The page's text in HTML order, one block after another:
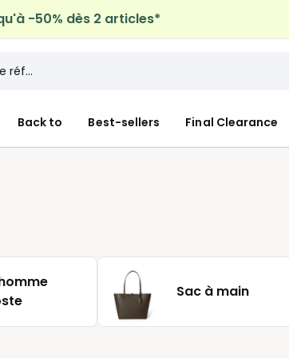
offerte*sur tous vos achats Mode & Maison
Back to Best-sellers Final Clearance
Sac à main